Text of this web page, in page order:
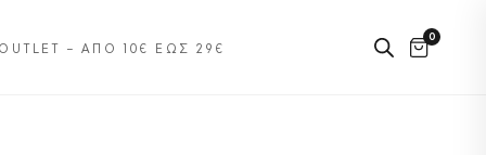
– ΑΠΌ 10€ ΈΩΣ 29€
0